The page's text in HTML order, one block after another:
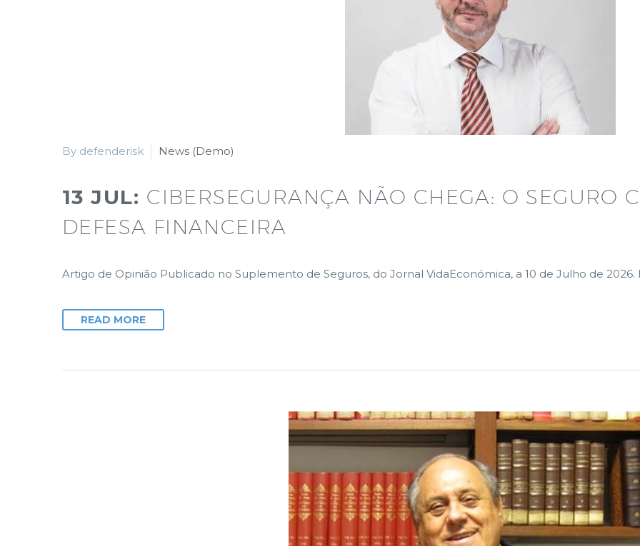
By defenderisk News (Demo)
13 JUL: CIBERSEGURANÇA NÃO CHEGA: O SEGURO
DEFESA FINANCEIRA
Artigo de Opinião Publicado no Suplemento de Seguros, do Jornal VidaEconómica, a 10 de Julho de 2026.
READ MORE